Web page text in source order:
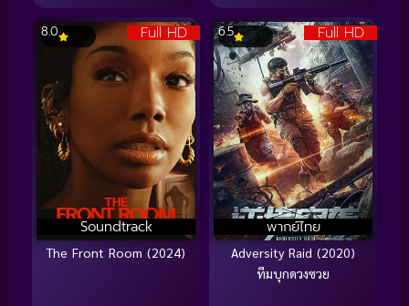
Full HD
Soundtrack
8.0
The Front Room (2024)
Full HD
พากย์ไทย
6.5
Adversity Raid (2020)
ทีมบุกดวงซวย